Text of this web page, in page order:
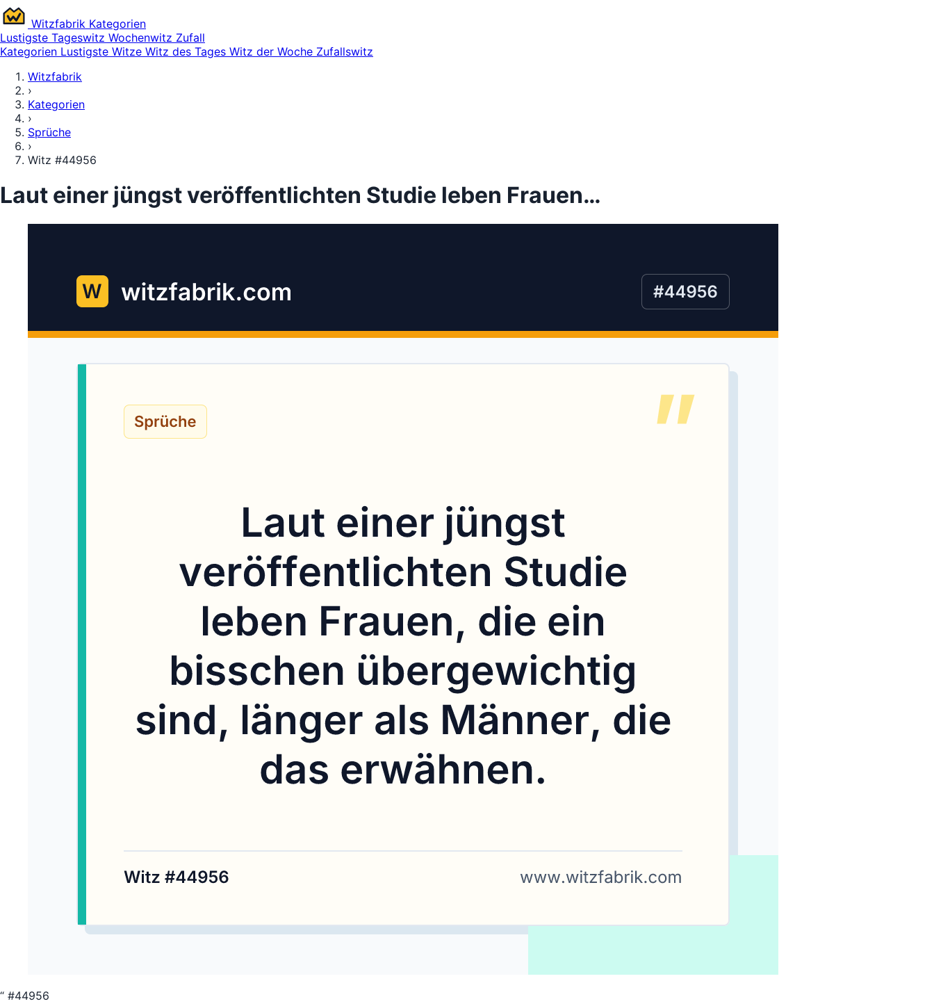
Witzfabrik Kategorien
Lustigste Tageswitz Wochenwitz Zufall
Kategorien Lustigste Witze Witz des Tages Witz der Woche Zufallswitz
Witzfabrik
›
Kategorien
›
Sprüche
›
Witz #44956
Laut einer jüngst veröffentlichten Studie leben Frauen…
“ #44956